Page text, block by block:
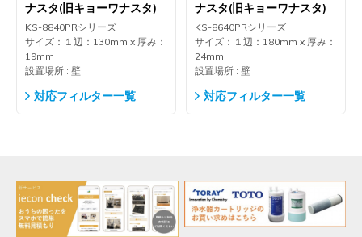
ナスタ(旧キョーワナスタ)
KS-8840PRシリーズ
サイズ：１辺：130mm x 厚み：
19mm
設置場所 : 壁
対応フィルター一覧
ナスタ(旧キョーワナスタ)
KS-8640PRシリーズ
サイズ：１辺：180mm x 厚み：
24mm
設置場所 : 壁
対応フィルター一覧